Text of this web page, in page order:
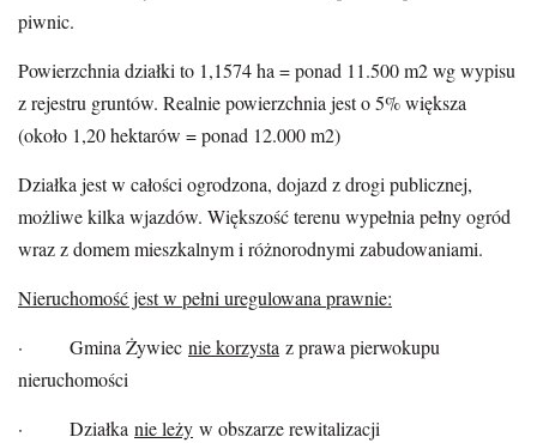
piwnic.
Powierzchnia działki to 1,1574 ha = ponad 11.500 m2 wg wypisu
z rejestru gruntów. Realnie powierzchnia jest o 5% większa
(około 1,20 hektarów = ponad 12.000 m2)
Działka jest w całości ogrodzona, dojazd z drogi publicznej,
możliwe kilka wjazdów. Większość terenu wypełnia pełny ogród
wraz z domem mieszkalnym i różnorodnymi zabudowaniami.
Nieruchomość jest w pełni uregulowana prawnie:
· Gmina Żywiec nie korzysta z prawa pierwokupu
nieruchomości
· Działka nie leży w obszarze rewitalizacji